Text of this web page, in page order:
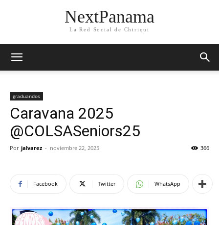
NextPanama
La Red Social de Chiriqui
graduandos
Caravana 2025
@COLSASeniors25
Por jalvarez - noviembre 22, 2025 366
Facebook Twitter WhatsApp